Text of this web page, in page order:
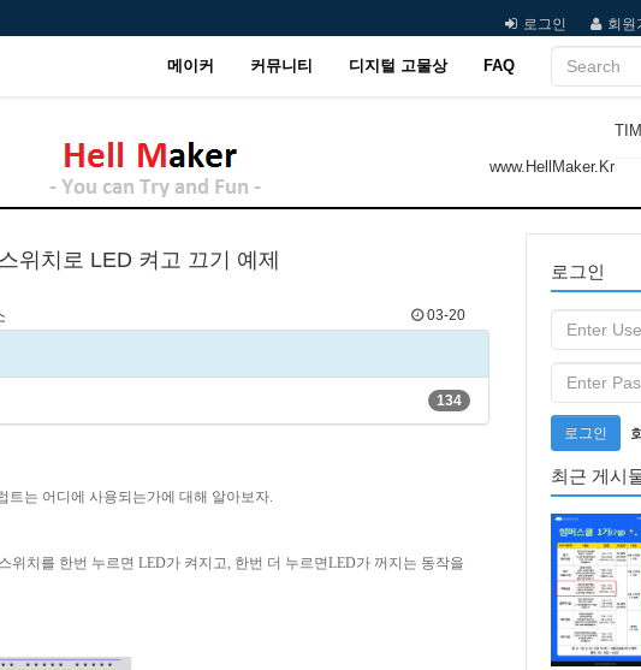
로그인 회원
메이커 커뮤니티 디지털 고물상 FAQ
www.HellMaker.Kr
위치로 LED 켜고 끄기 예제
03-20
134
트는 어디에 사용되는가에 대해 알아보자.
스위치를 한번 누르면 LED가 켜지고, 한번 더 누르면LED가 꺼지는 동작을
로그인
로그인
최근 게시